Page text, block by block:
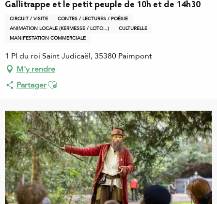
Gallitrappe et le petit peuple de 10h et de 14h30
CIRCUIT / VISITE
CONTES / LECTURES / POÉSIE
ANIMATION LOCALE (KERMESSE / LOTO...)
CULTURELLE
MANIFESTATION COMMERCIALE
1 Pl du roi Saint Judicaël, 35380 Paimpont
M'y rendre
PartagerAjouter aux favoris